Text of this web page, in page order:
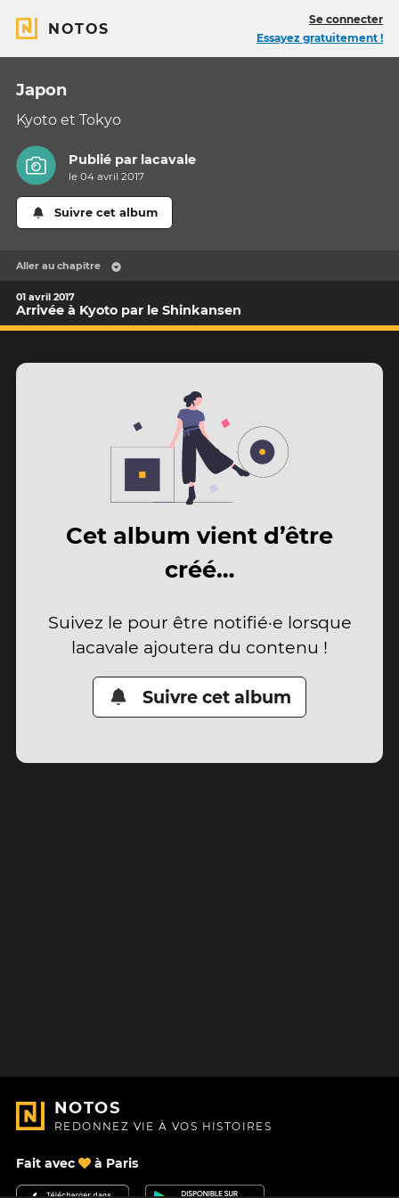
NOTOS
Se connecter
Essayez gratuitement !
Japon
Kyoto et Tokyo
Publié par lacavale
le 04 avril 2017
Suivre cet album
Aller au chapitre
01 avril 2017
Arrivée à Kyoto par le Shinkansen
Cet album vient d’être
créé…
Suivez le pour être notifié·e lorsque
lacavale ajoutera du contenu !
Suivre cet album
NOTOS
REDONNEZ VIE À VOS HISTOIRES
Fait avec à Paris